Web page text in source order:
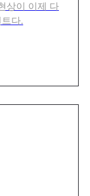
상이 이제 다
다.